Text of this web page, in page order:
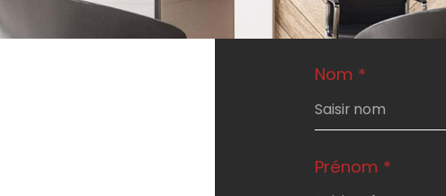
Nom *
Prénom *